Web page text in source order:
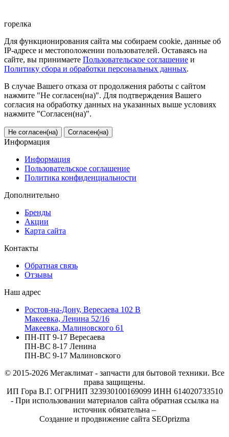
горелка
Для функционирования сайта мы собираем cookie, данные об
IP-адресе и местоположении пользователей. Оставаясь на
сайте, вы принимаете Пользовательское соглашение и
Политику сбора и обработки персональных данных.
В случае Вашего отказа от продолжения работы с сайтом
нажмите "Не согласен(на)". Для подтверждения Вашего
согласия на обработку данных на указанных выше условиях
нажмите "Согласен(на)".
Не согласен(на) Согласен(на)
Информация
Информация
Пользовательское соглашение
Политика конфиденциальности
Дополнительно
Бренды
Акции
Карта сайта
Контакты
Обратная связь
Отзывы
Наш адрес
Ростов-на-Дону, Вересаева 102 В
Макеевка, Ленина 52/16
Макеевка, Малиновского 61
ПН-ПТ 9-17 Вересаева
ПН-ВС 8-17 Ленина
ПН-ВС 9-17 Малиновского
© 2015-2026 Мегаклимат - запчасти для бытовой техники. Все
права защищены.
ИП Гора В.Г. ОГРНИП 323930100169099 ИНН 614020733510
- При использовании материалов сайта обратная ссылка на
источник обязательна –
Создание и продвижение сайта SEOprizma